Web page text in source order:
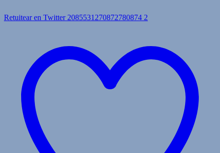
Retuitear en Twitter 2085531270872780874 2